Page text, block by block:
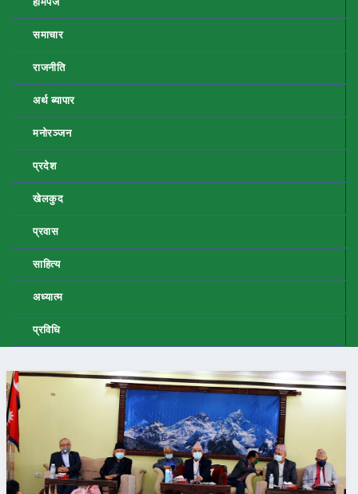
समाचार
राजनीति
अर्थ ब्यापार
मनोरञ्जन
प्रदेश
खेलकुद
प्रवास
साहित्य
अध्यात्म
प्रविधि